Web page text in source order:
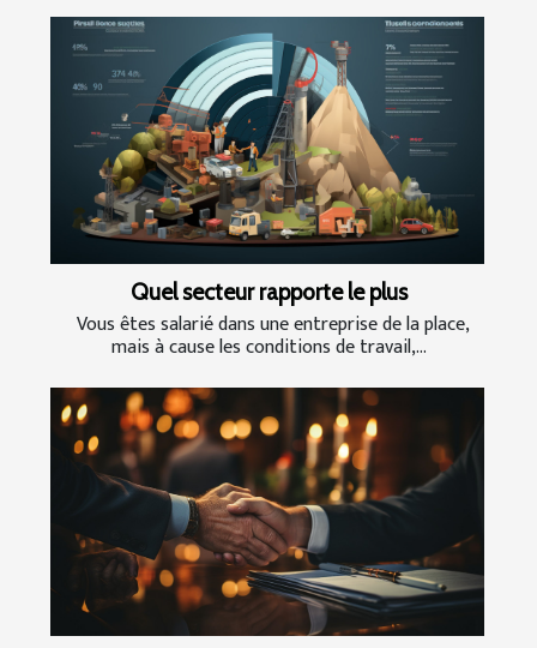
Quel secteur rapporte le plus
Vous êtes salarié dans une entreprise de la place,
mais à cause les conditions de travail,...